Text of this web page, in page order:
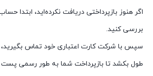
اگر هنوز بازپرداختی دریافت نکرده‌اید، ابتدا
بررسی کنید.
سپس با شرکت کارت اعتباری خود تماس
طول بکشد تا بازپرداخت شما به طور رسمی